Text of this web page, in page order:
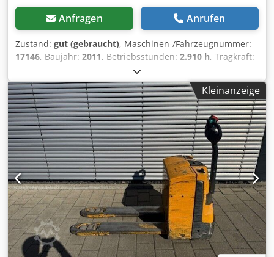
Anfragen Anrufen
Zustand: gut (gebraucht), Maschinen-/Fahrzeugnummer:
17146, Baujahr: 2011, Betriebsstunden: 2.910 h, Tragkraft:
, Lastschwerpunkt:
Kraftstofftyp:elektrisch, Masttyp:Sonstige, Bauhöhe:
1.300 mm, Batteriespannung:24 V, Gabellänge:1.150 mm,
Gesamtgewicht:541 kg, 5178161 Seriennummer: 98030707
Crsdpozfdrxjfx Alyjf Batteriedaten: 24 V, 2 PzS, 250 Ah
(Baujahr 2021)
Kleinanzeige